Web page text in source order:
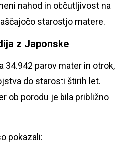
nahod in občutljivost na
starostjo matere.
z Japonske
34.942 parov mater in otrok,
do starosti štirih let.
ob porodu je bila približno
pokazali: